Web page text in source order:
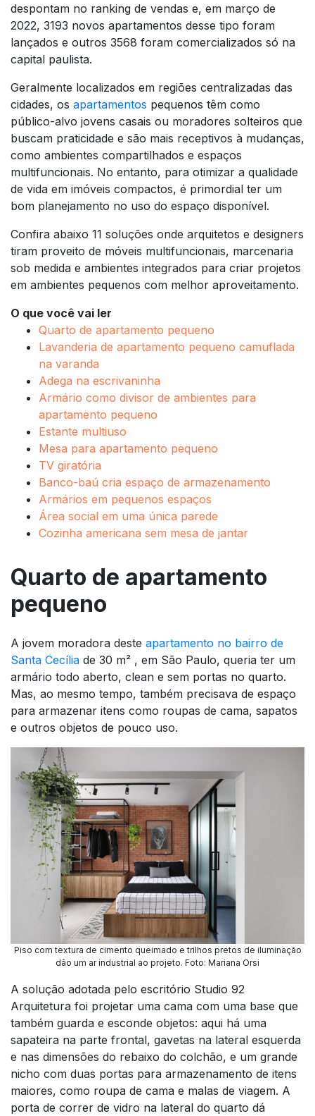
despontam no ranking de vendas e, em março de
2022, 3193 novos apartamentos desse tipo foram
lançados e outros 3568 foram comercializados só na
capital paulista.
Geralmente localizados em regiões centralizadas das
cidades, os apartamentos pequenos têm como
público-alvo jovens casais ou moradores solteiros que
buscam praticidade e são mais receptivos à mudanças,
como ambientes compartilhados e espaços
multifuncionais. No entanto, para otimizar a qualidade
de vida em imóveis compactos, é primordial ter um
bom planejamento no uso do espaço disponível.
Confira abaixo 11 soluções onde arquitetos e designers
tiram proveito de móveis multifuncionais, marcenaria
sob medida e ambientes integrados para criar projetos
em ambientes pequenos com melhor aproveitamento.
O que você vai ler
Quarto de apartamento pequeno
Lavanderia de apartamento pequeno camuflada
na varanda
Adega na escrivaninha
Armário como divisor de ambientes para
apartamento pequeno
Estante multiuso
Mesa para apartamento pequeno
TV giratória
Banco-baú cria espaço de armazenamento
Armários em pequenos espaços
Área social em uma única parede
Cozinha americana sem mesa de jantar
Quarto de apartamento
pequeno
A jovem moradora deste apartamento no bairro de
Santa Cecília de 30 m² , em São Paulo, queria ter um
armário todo aberto, clean e sem portas no quarto.
Mas, ao mesmo tempo, também precisava de espaço
para armazenar itens como roupas de cama, sapatos
e outros objetos de pouco uso.
Piso com textura de cimento queimado e trilhos pretos de iluminação
dão um ar industrial ao projeto. Foto: Mariana Orsi
A solução adotada pelo escritório Studio 92
Arquitetura foi projetar uma cama com uma base que
também guarda e esconde objetos: aqui há uma
sapateira na parte frontal, gavetas na lateral esquerda
e nas dimensões do rebaixo do colchão, e um grande
nicho com duas portas para armazenamento de itens
maiores, como roupa de cama e malas de viagem. A
porta de correr de vidro na lateral do quarto dá